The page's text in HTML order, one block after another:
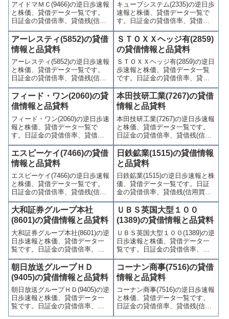
アイドマＭＣ(9466)の逆日歩速報
と株価、貸借データ一覧です。
日証金の貸借倍率、貸借残(信用
買残、信用売残)、品貸料(逆日
歩)、東証の週末残高、規制(注意
喚起・申込停止)など、空売り関
連情報を集計し、図解でわかり
やすくまとめて掲載していま
す。
キューブシステム(2335)の逆日歩
速報と株価、貸借データ一覧で
す。日証金の貸借倍率、貸借残
(信用買残、信用売残)、品貸料
(逆日歩)、東証の週末残高、規制
(注意喚起・申込停止)など、空売
り関連情報を集計し、図解でわ
かりやすくまとめて掲載してい
ます。
アーレスティ(5852)の貸借
情報と品貸料
アーレスティ(5852)の逆日歩速報
と株価、貸借データ一覧です。
日証金の貸借倍率、貸借残(信用
買残、信用売残)、品貸料(逆日
歩)、東証の週末残高、規制(注意
喚起・申込停止)など、空売り関
連情報を集計し、図解でわかり
やすくまとめて掲載していま
す。
ＳＴＯＸＸヘッジ有(2859)
の貸借情報と品貸料
ＳＴＯＸＸヘッジ有(2859)の逆日
歩速報と株価、貸借データ一覧
です。日証金の貸借倍率、貸借
残(信用買残、信用売残)、品貸料
(逆日歩)、東証の週末残高、規制
(注意喚起・申込停止)など、空売
り関連情報を集計し、図解でわ
かりやすくまとめて掲載してい
ます。
フィード・ワン(2060)の貸
借情報と品貸料
フィード・ワン(2060)の逆日歩速
報と株価、貸借データ一覧で
す。日証金の貸借倍率、貸借残
(信用買残、信用売残)、品貸料
(逆日歩)、東証の週末残高、規制
(注意喚起・申込停止)など、空売
り関連情報を集計し、図解でわ
かりやすくまとめて掲載してい
ます。
本田技研工業(7267)の貸借
情報と品貸料
本田技研工業(7267)の逆日歩速報
と株価、貸借データ一覧です。
日証金の貸借倍率、貸借残(信用
買残、信用売残)、品貸料(逆日
歩)、東証の週末残高、規制(注意
喚起・申込停止)など、空売り関
連情報を集計し、図解でわかり
やすくまとめて掲載していま
す。
エスピーケイ(7466)の貸借
情報と品貸料
エスピーケイ(7466)の逆日歩速報
と株価、貸借データ一覧です。
日証金の貸借倍率、貸借残(信用
買残、信用売残)、品貸料(逆日
歩)、東証の週末残高、規制(注意
喚起・申込停止)など、空売り関
連情報を集計し、図解でわかり
やすくまとめて掲載していま
す。
日鉄鉱業(1515)の貸借情報
と品貸料
日鉄鉱業(1515)の逆日歩速報と株
価、貸借データ一覧です。日証
金の貸借倍率、貸借残(信用買
残、信用売残)、品貸料(逆日
歩)、東証の週末残高、規制(注意
喚起・申込停止)など、空売り関
連情報を集計し、図解でわかり
やすくまとめて掲載していま
す。
大和証券グループ本社
(8601)の貸借情報と品貸料
大和証券グループ本社(8601)の逆
日歩速報と株価、貸借データ一
覧です。日証金の貸借倍率、貸
借残(信用買残、信用売残)、品貸
料(逆日歩)、東証の週末残高、規
制(注意喚起・申込停止)など、空
売り関連情報を集計し、図解で
わかりやすくまとめて掲載して
います。
ＵＢＳ英国大型１００
(1389)の貸借情報と品貸料
ＵＢＳ英国大型１００(1389)の逆
日歩速報と株価、貸借データ一
覧です。日証金の貸借倍率、貸
借残(信用買残、信用売残)、品貸
料(逆日歩)、東証の週末残高、規
制(注意喚起・申込停止)など、空
売り関連情報を集計し、図解で
わかりやすくまとめて掲載して
います。
朝日放送グループＨＤ
(9405)の貸借情報と品貸料
朝日放送グループＨＤ(9405)の逆
日歩速報と株価、貸借データ一
覧です。日証金の貸借倍率、貸
借残(信用買残、信用売残)、品貸
コーナン商事(7516)の貸借
情報と品貸料
コーナン商事(7516)の逆日歩速報
と株価、貸借データ一覧です。
日証金の貸借倍率、貸借残(信用
買残、信用売残)、品貸料(逆日